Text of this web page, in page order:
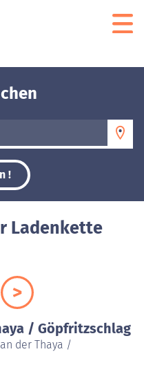
!
Ladenkette
/ Göpfritzschlag
der Thaya /